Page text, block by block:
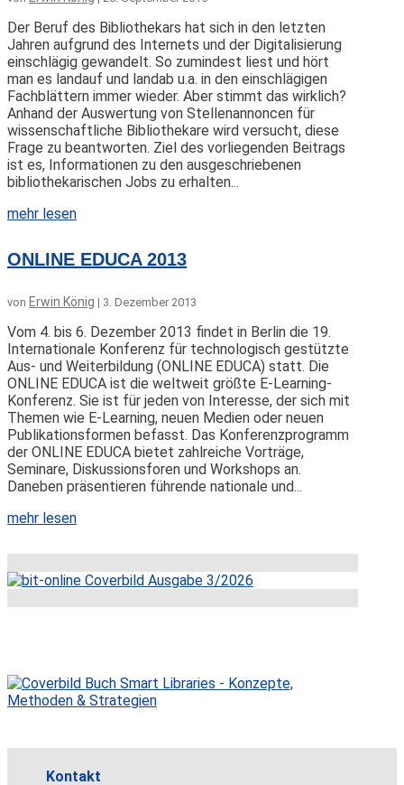
Der Beruf des Bibliothekars hat sich in den letzten
Jahren aufgrund des Internets und der Digitalisierung
einschlägig gewandelt. So zumindest liest und hört
man es landauf und landab u.a. in den einschlägigen
Fachblättern immer wieder. Aber stimmt das wirklich?
Anhand der Auswertung von Stellenannoncen für
wissenschaftliche Bibliothekare wird versucht, diese
Frage zu beantworten. Ziel des vorliegenden Beitrags
ist es, Informationen zu den ausgeschriebenen
bibliothekarischen Jobs zu erhalten...
mehr lesen
ONLINE EDUCA 2013
von Erwin König | 3. Dezember 2013
Vom 4. bis 6. Dezember 2013 findet in Berlin die 19.
Internationale Konferenz für technologisch gestützte
Aus- und Weiterbildung (ONLINE EDUCA) statt. Die
ONLINE EDUCA ist die weltweit größte E-Learning-
Konferenz. Sie ist für jeden von Interesse, der sich mit
Themen wie E-Learning, neuen Medien oder neuen
Publikationsformen befasst. Das Konferenzprogramm
der ONLINE EDUCA bietet zahlreiche Vorträge,
Seminare, Diskussionsforen und Workshops an.
Daneben präsentieren führende nationale und...
mehr lesen
Kontakt